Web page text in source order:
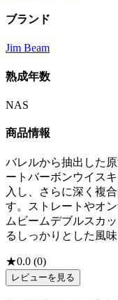
ブランド
Jim Beam
熟成年数
NAS
商品情報
バレルから抽出した
ートバーボンウイス
入し、さらに深く複
す。ストレートやオ
ムビームデブルスカ
るしっかりとした風味
★0.0 (0)
レビューを見る